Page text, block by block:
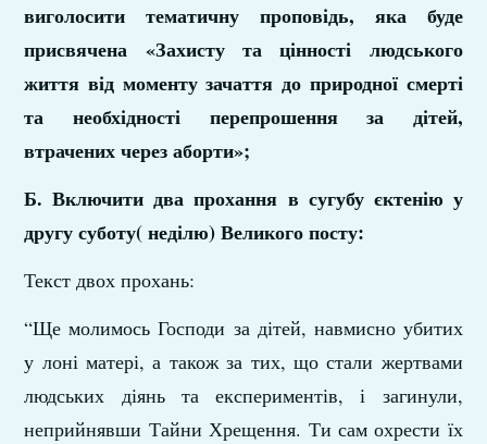
виголосити тематичну проповідь, яка буде
присвячена «Захисту та цінності людського
життя від моменту зачаття до природної смерті
та необхідності перепрошення за дітей,
втрачених через аборти»;
Б. Включити два прохання в сугубу єктенію у
другу суботу( неділю) Великого посту:
Текст двох прохань:
“Ще молимось Господи за дітей, навмисно убитих
у лоні матері, а також за тих, що стали жертвами
людських діянь та експериментів, і загинули,
неприйнявши Тайни Хрещення. Ти сам охрести їх